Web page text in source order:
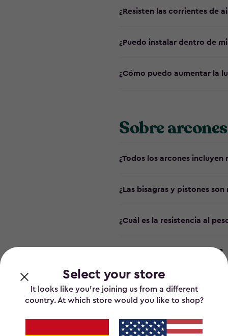
Select your store
It looks like you’re joining us from a different
country. At which store would you like to shop?
¿Resisten las corrientes de
¿Puedo instalar dentro de
¿Cómo puedo aumentar la
Sobre arcones
¿Todos los arcones incluyen
¿Las bisagras y pistones son
¿Cuál es la resistencia al
¿Los arcones son ignífugos?